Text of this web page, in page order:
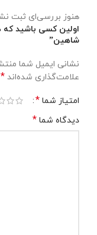
هنوز بررسی‌ای ثبت
اولین کسی باشید که
شاهین”
نشانی ایمیل شما
علامت‌گذاری شده‌اند *
امتیاز شما *
دیدگاه شما *